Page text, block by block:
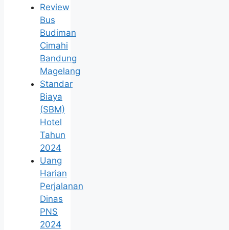
Review
Bus
Budiman
Cimahi
Bandung
Magelang
Standar
Biaya
(SBM)
Hotel
Tahun
2024
Uang
Harian
Perjalanan
Dinas
PNS
2024